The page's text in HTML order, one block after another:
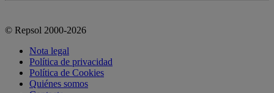
© Repsol 2000-2026
Nota legal
Política de privacidad
Política de Cookies
Quiénes somos